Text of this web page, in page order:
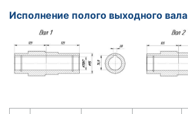
Исполнение полого выходного вала